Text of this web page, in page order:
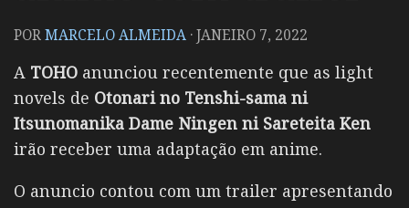
PORMARCELO ALMEIDA ·JANEIRO 7, 2022
A TOHO anunciou recentemente que as light
novels de Otonari no Tenshi-sama ni
Itsunomanika Dame Ningen ni Sareteita Ken
irão receber uma adaptação em anime.
O anuncio contou com um trailer apresentando